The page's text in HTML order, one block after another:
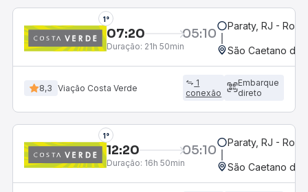
1°
07:20 05:10
Duração: 21h 50min
Paraty, RJ -
São Caetano do
8,3 Viação Costa Verde
1
conexão
Embarque
direto
1°
12:20 05:10
Duração: 16h 50min
Paraty, RJ -
São Caetano do